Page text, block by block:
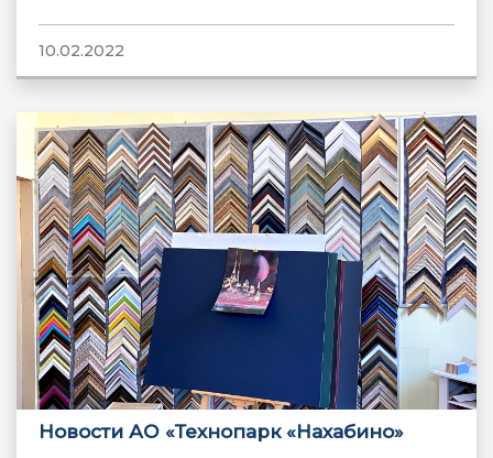
10.02.2022
Новости АО «Технопарк «Нахабино»